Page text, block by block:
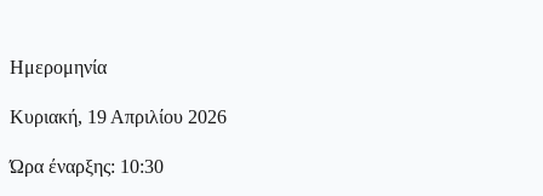
Ημερομηνία
Κυριακή, 19 Απριλίου 2026
Ώρα έναρξης: 10:30